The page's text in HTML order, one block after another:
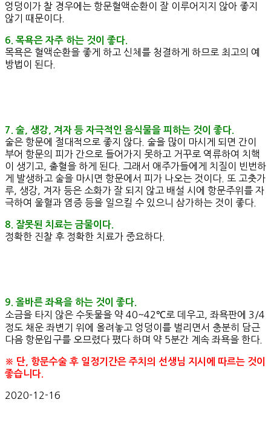
엉덩이가 찰 경우에는 항문혈액순환이 잘 이루어지지 않아 좋지
않기 때문이다.
6. 목욕은 자주 하는 것이 좋다.
목욕은 혈액순환을 좋게 하고 신체를 청결하게 하므로 최고의 예
방법이 된다.
7. 술, 생강, 겨자 등 자극적인 음식물을 피하는 것이 좋다.
술은 항문에 절대적으로 좋지 않다. 술을 많이 마시게 되면 간이
부어 항문의 피가 간으로 들어가지 못하고 거꾸로 역류하여 치핵
이 생기고, 출혈을 하게 된다. 그래서 애주가들에게 치질이 빈번하
게 발생하고 술을 마시면 항문에서 피가 나오는 것이다. 또 고춧가
루, 생강, 겨자 등은 소화가 잘 되지 않고 배설 시에 항문주위를 자
극하여 울혈과 염증 등을 일으킬 수 있으니 삼가하는 것이 좋다.
8. 잘못된 치료는 금물이다.
정확한 진찰 후 정확한 치료가 중요하다.
9. 올바른 좌욕을 하는 것이 좋다.
소금을 타지 않은 수돗물을 약 40~42℃로 데우고, 좌욕판에 3/4
정도 채운 좌변기 위에 올려놓고 엉덩이를 벌리면서 충분히 담근
다음 항문입구를 오므렸다 폈다 하며 약 5분간 계속 좌욕을 한다.
※ 단, 항문수술 후 일정기간은 주치의 선생님 지시에 따르는 것이
좋습니다.
2020-12-16